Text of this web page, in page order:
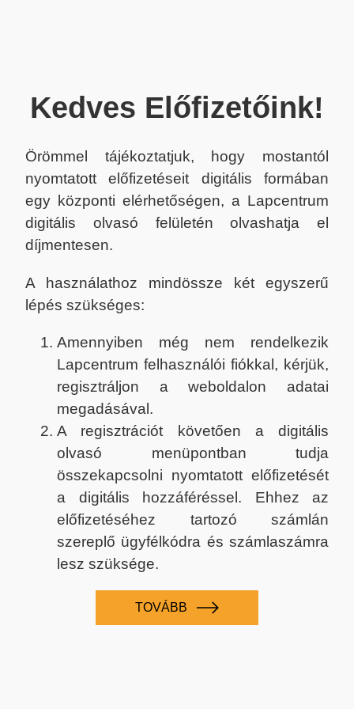
Kedves Előfizetőink!
Örömmel tájékoztatjuk, hogy mostantól
nyomtatott előfizetéseit digitális formában
egy központi elérhetőségen, a Lapcentrum
digitális olvasó felületén olvashatja el
díjmentesen.
A használathoz mindössze két egyszerű
lépés szükséges:
Amennyiben még nem rendelkezik
Lapcentrum felhasználói fiókkal, kérjük,
regisztráljon a weboldalon adatai
megadásával.
A regisztrációt követően a digitális
olvasó menüpontban tudja
összekapcsolni nyomtatott előfizetését
a digitális hozzáféréssel. Ehhez az
előfizetéséhez tartozó számlán
szereplő ügyfélkódra és számlaszámra
lesz szüksége.
TOVÁBB